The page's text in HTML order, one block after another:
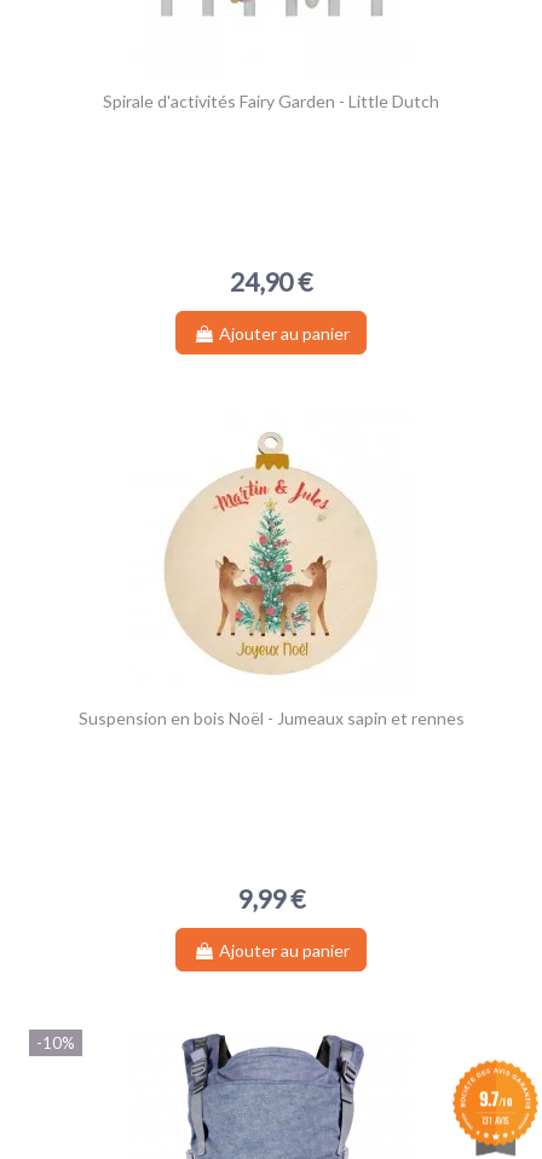
Spirale d'activités Fairy Garden - Little Dutch
24,90 €
Ajouter au panier
Suspension en bois Noël - Jumeaux sapin et rennes
9,99 €
Ajouter au panier
-10%
9.7/10
731 AVIS